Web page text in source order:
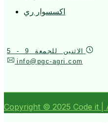
اكسسوار ري
الاثنين للجمعة 9 - 5
info@pgc-agri.com
Copyright © 2025 Code it |